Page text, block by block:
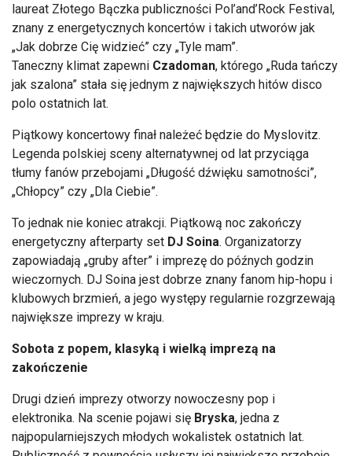
laureat Złotego Bączka publiczności Pol’and’Rock Festival,
znany z energetycznych koncertów i takich utworów jak
„Jak dobrze Cię widzieć” czy „Tyle mam”.
Taneczny klimat zapewni Czadoman, którego „Ruda tańczy
jak szalona” stała się jednym z największych hitów disco
polo ostatnich lat.
Piątkowy koncertowy finał należeć będzie do Myslovitz.
Legenda polskiej sceny alternatywnej od lat przyciąga
tłumy fanów przebojami „Długość dźwięku samotności”,
„Chłopcy” czy „Dla Ciebie”.
To jednak nie koniec atrakcji. Piątkową noc zakończy
energetyczny afterparty set DJ Soina. Organizatorzy
zapowiadają „gruby after” i imprezę do późnych godzin
wieczornych. DJ Soina jest dobrze znany fanom hip-hopu i
klubowych brzmień, a jego występy regularnie rozgrzewają
największe imprezy w kraju.
Sobota z popem, klasyką i wielką imprezą na
zakończenie
Drugi dzień imprezy otworzy nowoczesny pop i
elektronika. Na scenie pojawi się Bryska, jedna z
najpopularniejszych młodych wokalistek ostatnich lat.